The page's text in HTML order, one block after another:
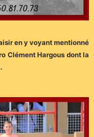
en y voyant mentionné
Clément Hargous dont la